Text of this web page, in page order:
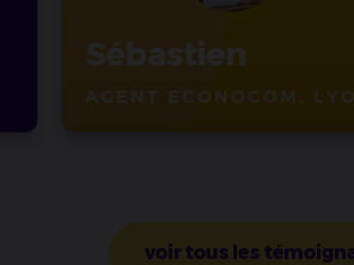
Sébastien
AGENT ECONOCOM,
voir tous les